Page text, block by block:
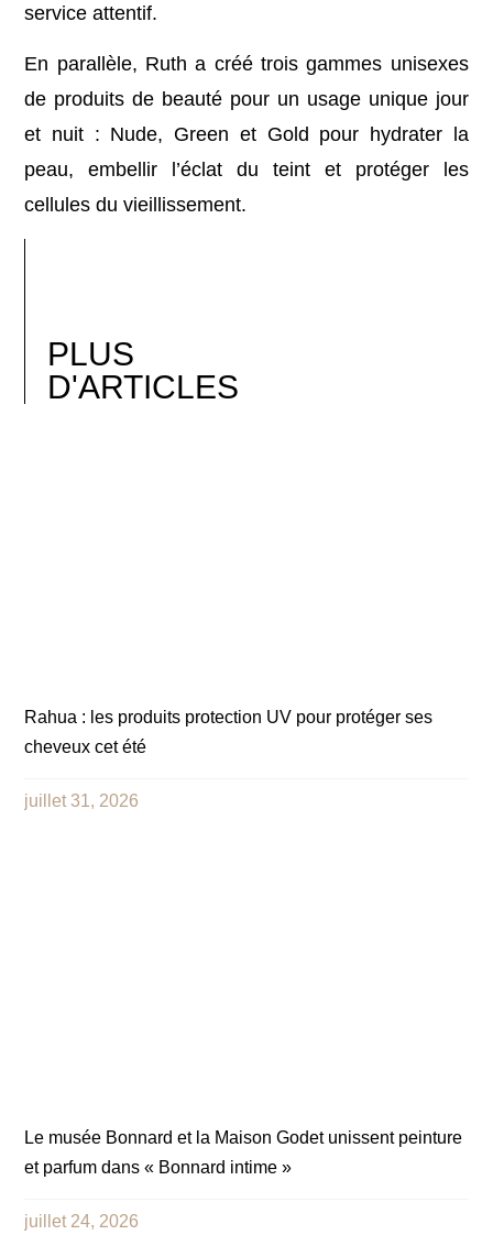
service attentif.
En parallèle, Ruth a créé trois gammes unisexes
de produits de beauté pour un usage unique jour
et nuit : Nude, Green et Gold pour hydrater la
peau, embellir l’éclat du teint et protéger les
cellules du vieillissement.
PLUS
D'ARTICLES
Rahua : les produits protection UV pour protéger ses
cheveux cet été
juillet 31, 2026
Le musée Bonnard et la Maison Godet unissent peinture
et parfum dans « Bonnard intime »
juillet 24, 2026